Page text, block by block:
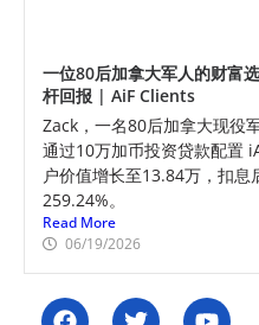
一位80后加拿大军人的财富
杆回报 | AiF Clients
Zack，一名80后加拿大现役
通过10万加币投资贷款配置
户价值增长至13.84万，扣
259.24%。
Read More
06/19/2026